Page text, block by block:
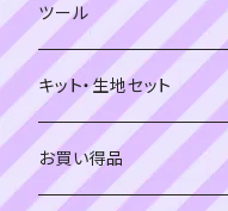
黄色・クリーム系
ベージュ・ブラウン系
黒・グレー系
緑系
黄色・クリーム系
ベージュ・ブラウン系
ツール
キット・生地セット
お買い得品